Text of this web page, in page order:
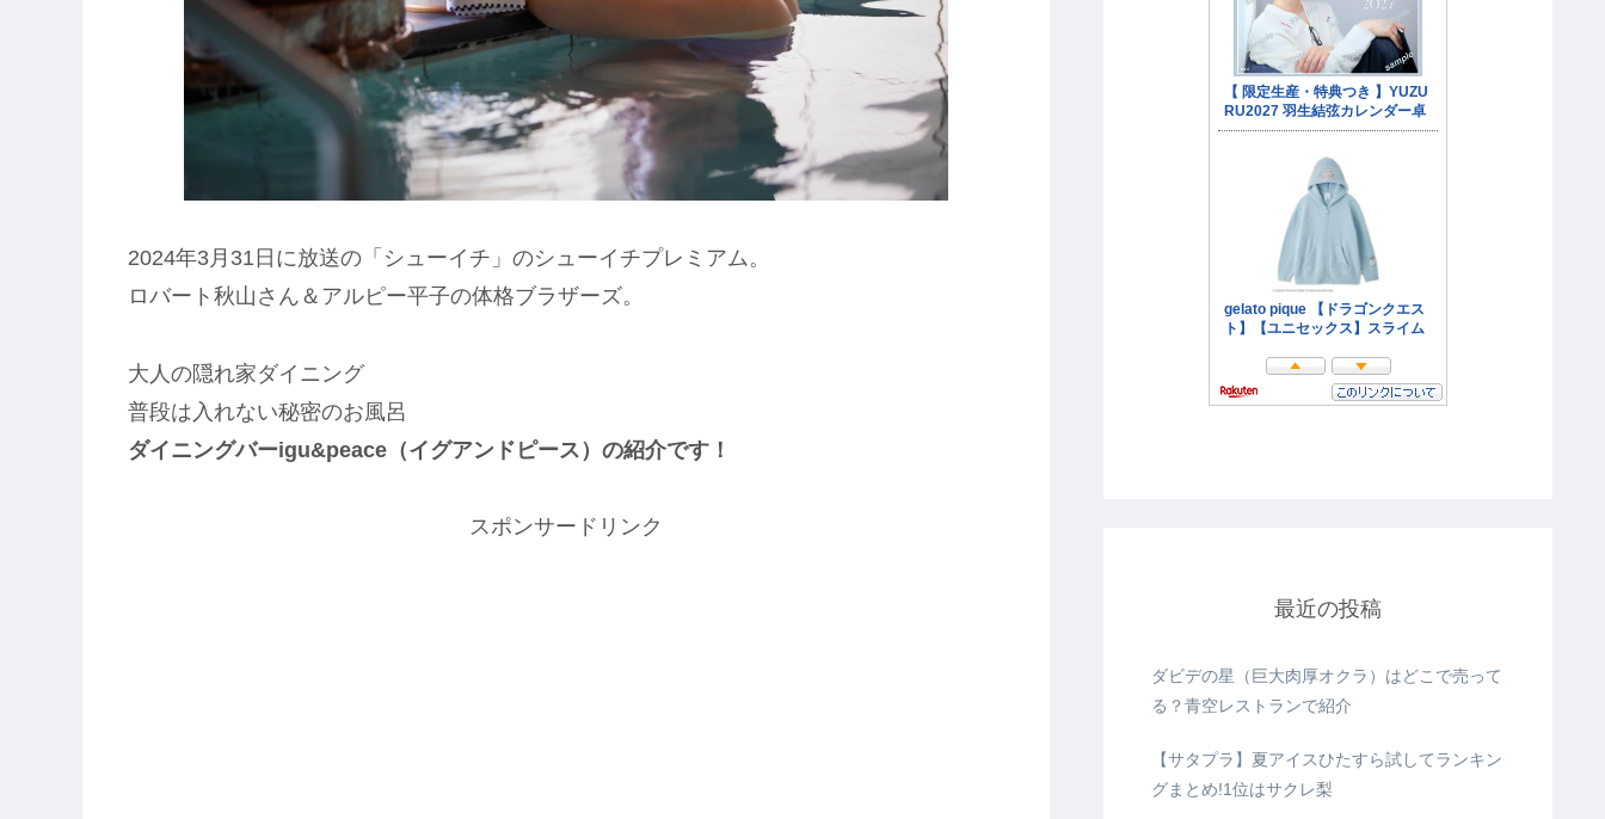
2024年3月31日に放送の「シューイチ」のシューイチプレミアム。
ロバート秋山さん＆アルピー平子の体格ブラザーズ。
大人の隠れ家ダイニング
普段は入れない秘密のお風呂
ダイニングバーigu&peace（イグアンドピース）の紹介です！
スポンサードリンク
最近の投稿
ダビデの星（巨大肉厚オクラ）はどこで売って
る？青空レストランで紹介
【サタプラ】夏アイスひたすら試してランキン
グまとめ!1位はサクレ梨